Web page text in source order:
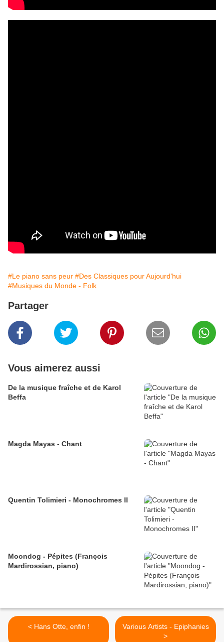
#Le piano sans peur #Des Classiques pour Aujourd'hui
#Musiques du Monde - Folk
Partager
Vous aimerez aussi
De la musique fraîche et de Karol
Beffa
Magda Mayas - Chant
Quentin Tolimieri - Monochromes II
Moondog - Pépites (François
Mardirossian, piano)
< Hans Otte, enfin !
Various Artists - Epiphanies
>